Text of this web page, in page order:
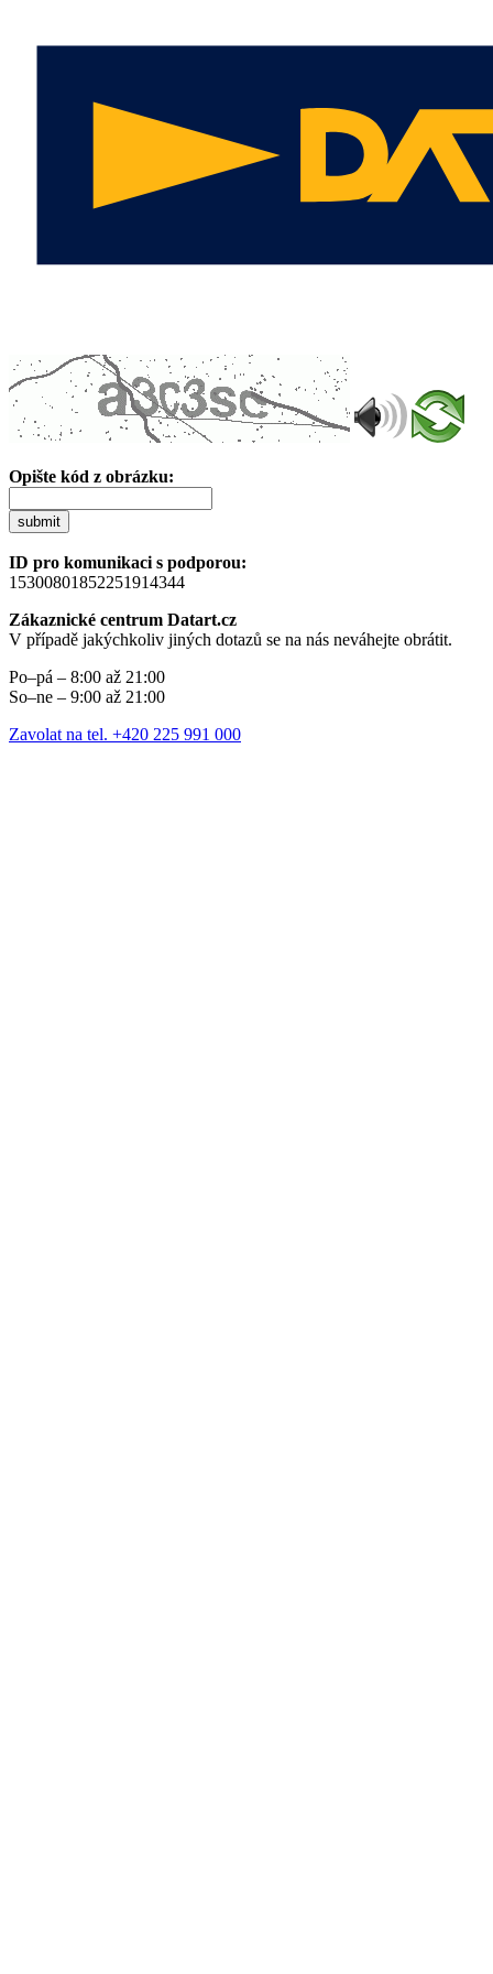
Opište kód z obrázku:
submit
ID pro komunikaci s podporou:
15300801852251914344
Zákaznické centrum Datart.cz
V případě jakýchkoliv jiných dotazů se na nás neváhejte obrátit.
Po–pá – 8:00 až 21:00
So–ne – 9:00 až 21:00
Zavolat na tel. +420 225 991 000